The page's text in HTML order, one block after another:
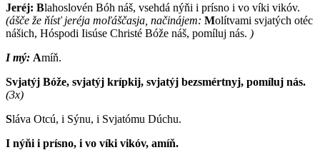
Jeréj: Blahoslovén Bóh náš, vsehdá nýňi i prísno i vo víki vikóv.
(ášče že ňísť jeréja moľáščasja, načinájem: Molítvami svjatých otéc
nášich, Hóspodi Iisúse Christé Bóže náš, pomíluj nás. )
I mý: Amíň.
Svjatýj Bóže, svjatýj krípkij, svjatýj bezsmértnyj, pomíluj nás.
(3x)
Sláva Otcú, i Sýnu, i Svjatómu Dúchu.
I nýňi i prísno, i vo víki vikóv, amíň.